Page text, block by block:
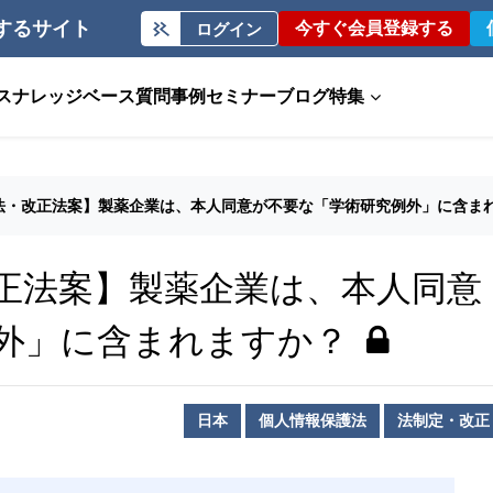
るサイト ログイン 今すぐ会員登録する
ナレッジベース質問事例 セミナーブログ特集
改正法案】製薬企業は、本人同意が不要な「学術研究例外」に含ま
法案】製薬企業は、本人同意
」に含まれますか？
日本 個人情報保護法 法制定・改正